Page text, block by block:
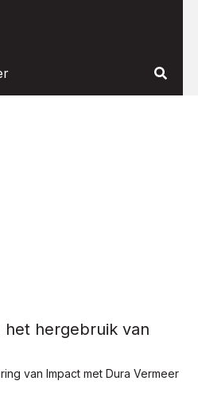
het hergebruik van
van Impact met Dura Vermeer